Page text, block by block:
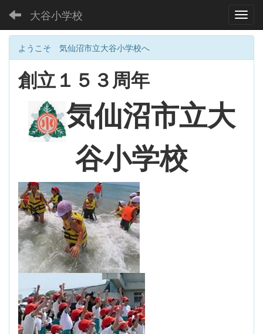
大谷小学校
ようこそ 気仙沼市立大谷小学校へ
創立１５３周年
気仙沼市立大
谷小学校